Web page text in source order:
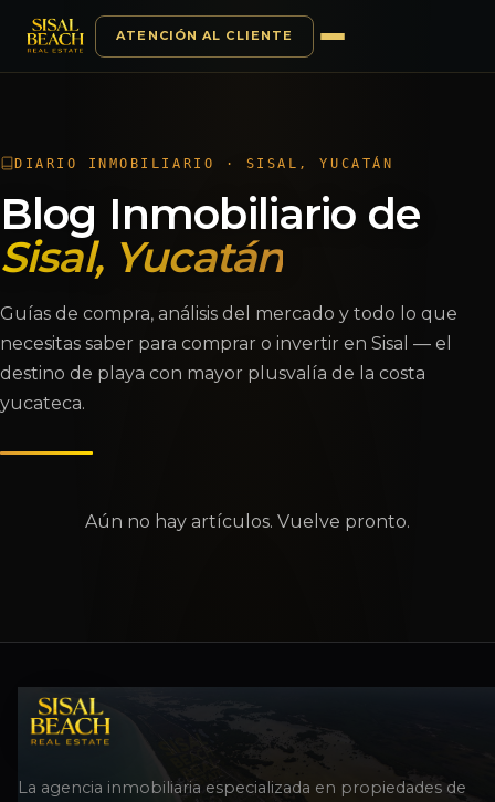
ATENCIÓN AL CLIENTE
DIARIO INMOBILIARIO · SISAL, YUCATÁN
Blog Inmobiliario de
Sisal, Yucatán
Guías de compra, análisis del mercado y todo lo que
necesitas saber para comprar o invertir en Sisal — el
destino de playa con mayor plusvalía de la costa
yucateca.
Aún no hay artículos. Vuelve pronto.
La agencia inmobiliaria especializada en propiedades de